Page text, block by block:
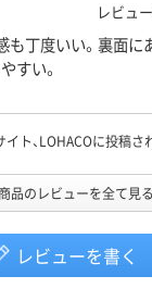
レビュ
も丁度いい。裏面
すい。
ト、LOHACOに投稿さ
品のレビューを全て見る
レビューを書く